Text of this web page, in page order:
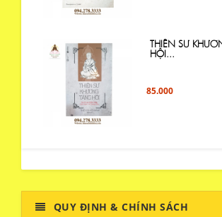
THIỀN SƯ
HỘI...
85.000
QUY ĐỊNH & CHÍNH SÁCH